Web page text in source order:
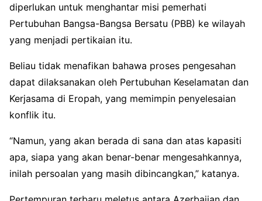
diperlukan untuk menghantar misi pemerhati
Pertubuhan Bangsa-Bangsa Bersatu (PBB) ke wilayah
yang menjadi pertikaian itu.
Beliau tidak menafikan bahawa proses pengesahan
dapat dilaksanakan oleh Pertubuhan Keselamatan dan
Kerjasama di Eropah, yang memimpin penyelesaian
konflik itu.
“Namun, yang akan berada di sana dan atas kapasiti
apa, siapa yang akan benar-benar mengesahkannya,
inilah persoalan yang masih dibincangkan,” katanya.